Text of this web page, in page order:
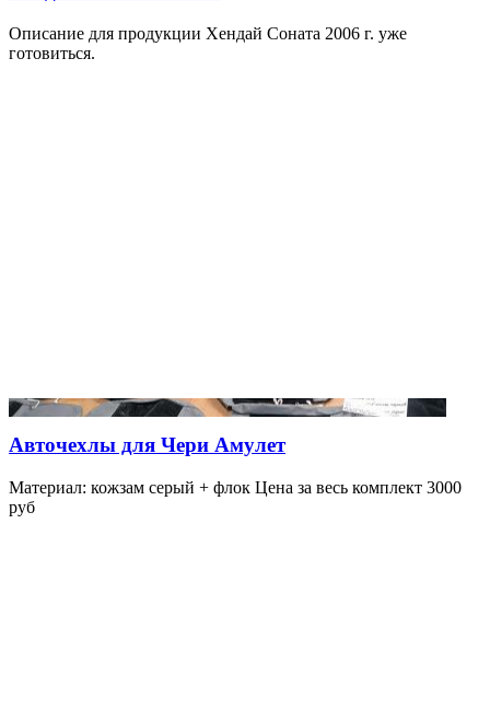
Описание для продукции Хендай Соната 2006 г. уже
готовиться.
Авточехлы для Чери Амулет
Материал: кожзам серый + флок Цена за весь комплект 3000
руб